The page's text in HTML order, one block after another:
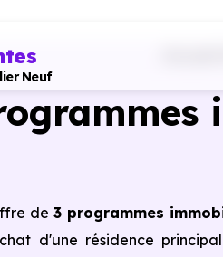
Neuf
de 3 programmes
d'une résidence